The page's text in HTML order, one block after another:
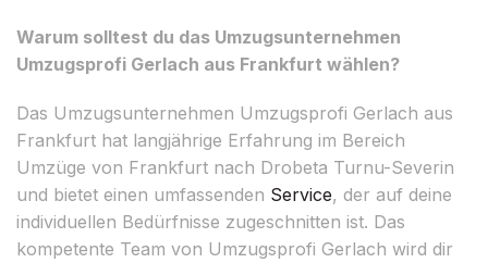
Warum solltest du das Umzugsunternehmen
Umzugsprofi Gerlach aus Frankfurt wählen?
Das Umzugsunternehmen Umzugsprofi Gerlach aus
Frankfurt hat langjährige Erfahrung im Bereich
Umzüge von Frankfurt nach Drobeta Turnu-Severin
und bietet einen umfassenden Service, der auf deine
individuellen Bedürfnisse zugeschnitten ist. Das
kompetente Team von Umzugsprofi Gerlach wird dir